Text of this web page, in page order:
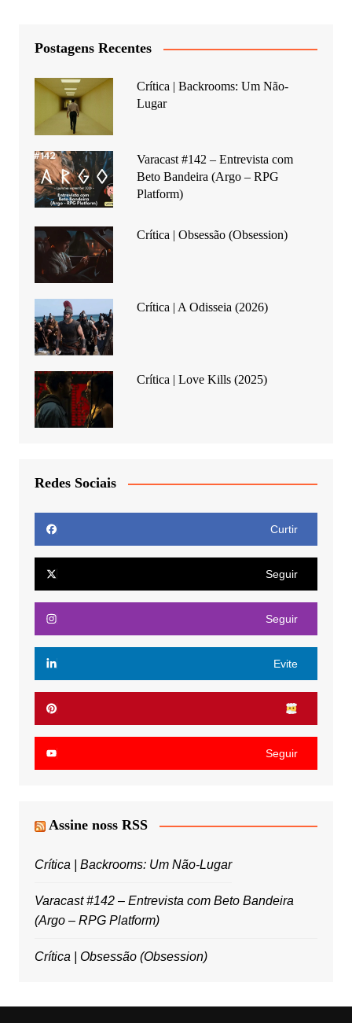
Postagens Recentes
Crítica | Backrooms: Um Não-
Lugar
Varacast #142 – Entrevista com
Beto Bandeira (Argo – RPG
Platform)
Crítica | Obsessão (Obsession)
Crítica | A Odisseia (2026)
Crítica | Love Kills (2025)
Redes Sociais
Curtir
Seguir
Seguir
Evite
Seguir
Assine noss RSS
Crítica | Backrooms: Um Não-Lugar
Varacast #142 – Entrevista com Beto Bandeira
(Argo – RPG Platform)
Crítica | Obsessão (Obsession)